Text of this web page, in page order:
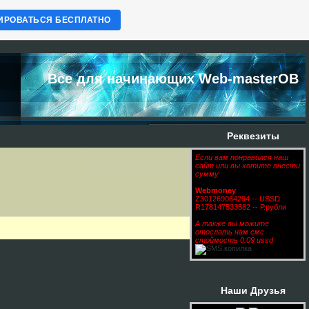
Все для начинающих Web-masterОВ
Реквезиты
Если вам понравился наш
сайт или вы хотите внести
сумму
Webmoney
Z301269064294 -- USSD
R178147533582 -- Р.рубли
А также вы можите
отослать нам смс
стоймость 0.09 ussd
Наши Друзья
БЕСПЛАТНО